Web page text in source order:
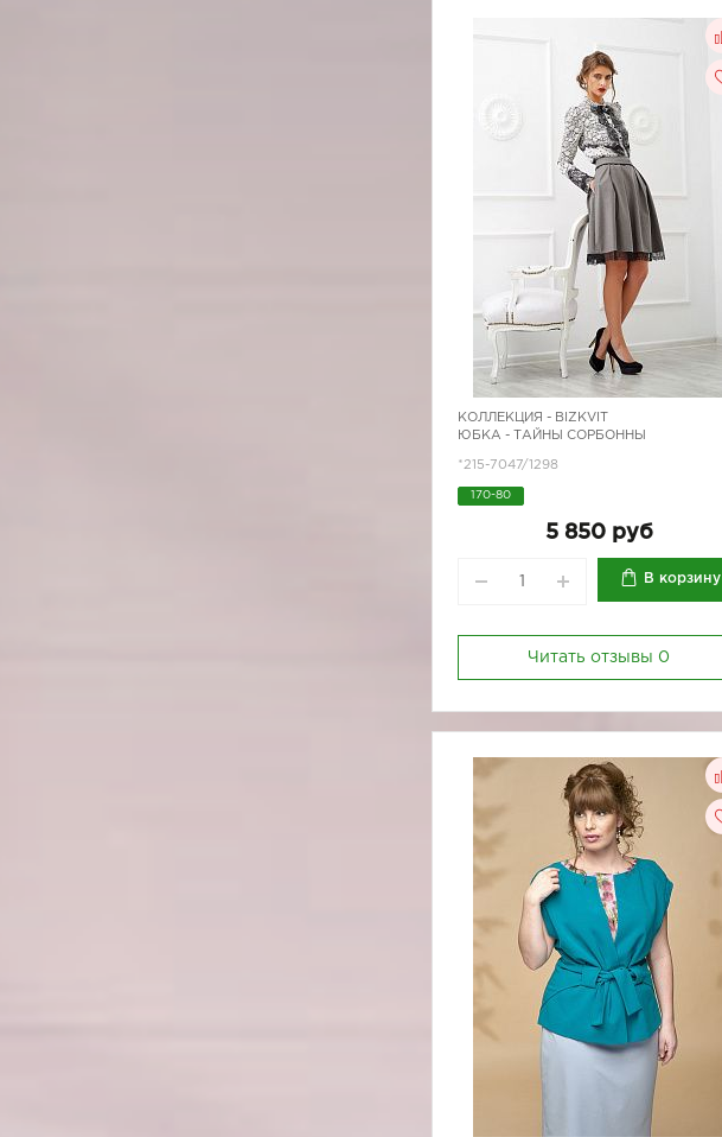
КОЛЛЕКЦИЯ - BIZKVIT
ЮБКА - ТАЙНЫ СОРБОННЫ
*215-7047/1298
170-80
5 850 руб
В корзину
Читать отзывы 0